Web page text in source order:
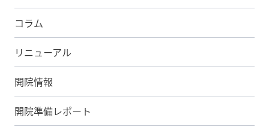
コラム
リニューアル
開院情報
開院準備レポート